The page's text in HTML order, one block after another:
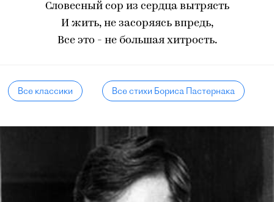
Словесный сор из сердца вытрясть
И жить, не засоряясь впредь,
Все это - не большая хитрость.
Все классики Все стихи Бориса Пастернака